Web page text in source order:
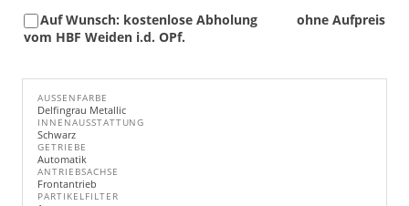
ohne Aufpreis
Auf Wunsch: kostenlose Abholung
vom HBF Weiden i.d. OPf.
AUSSENFARBE
Delfingrau Metallic
INNENAUSSTATTUNG
Schwarz
GETRIEBE
Automatik
ANTRIEBSACHSE
Frontantrieb
PARTIKELFILTER